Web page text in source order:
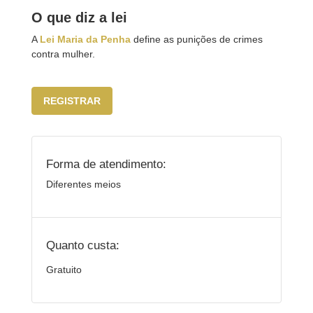
O que diz a lei
A Lei Maria da Penha define as punições de crimes
contra mulher.
REGISTRAR
Forma de atendimento:
Diferentes meios
Quanto custa:
Gratuito